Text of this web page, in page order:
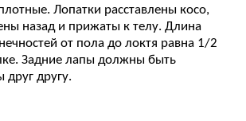
Лопатки расставлены косо,
назад и прижаты к телу. Длина
от пола до локтя равна 1/2
Задние лапы должны быть
друг другу.